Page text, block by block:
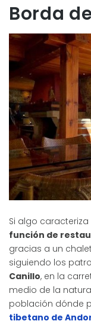
Borda
Si algo
función de
gracias a un
siguiendo los
Canillo, en la
medio de la
población dónde
tibetano de